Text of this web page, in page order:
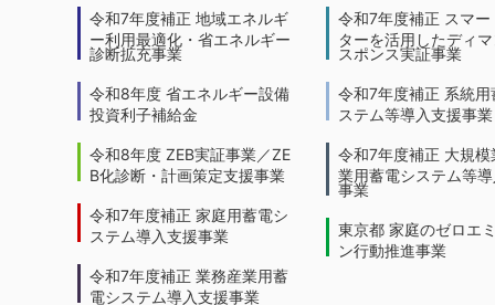
令和7年度補正 地域エネルギ
ー利用最適化・省エネルギー
診断拡充事業
令和8年度 省エネルギー設備
投資利子補給金
令和8年度 ZEB実証事業／ZE
B化診断・計画策定支援事業
令和7年度補正 家庭用蓄電シ
ステム導入支援事業
令和7年度補正 業務産業用蓄
電システム導入支援事業
令和7年度補正 スマー
ターを活用したディ
スポンス実証事業
令和7年度補正 系統用
ステム等導入支援事業
令和7年度補正 大規模
業用蓄電システム等
事業
東京都 家庭のゼロエ
ン行動推進事業